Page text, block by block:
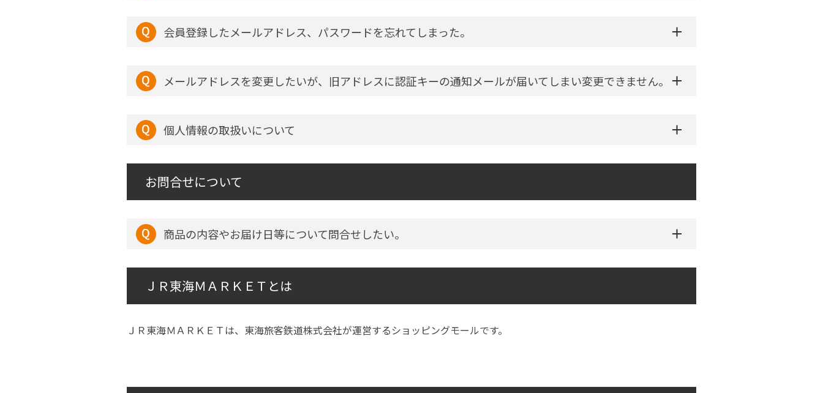
会員登録したメールアドレス、パスワードを忘れてしまった。
メールアドレスを変更したいが、旧アドレスに認証キーの通知メールが届いてしまい変更できません。
個人情報の取扱いについて
お問合せについて
商品の内容やお届け日等について問合せしたい。
ＪＲ東海ＭＡＲＫＥＴとは
ＪＲ東海ＭＡＲＫＥＴは、東海旅客鉄道株式会社が運営するショッピングモールです。